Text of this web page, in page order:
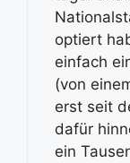
optiert
einfach
(von
erst seit
dafür
ein